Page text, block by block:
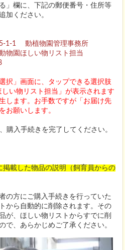
」欄に、下記の郵便番号・住所等
加ください。
1 動植物園管理事務所
園ほしい物リスト担当
択」画面に、タップできる選択肢
い物リスト担当」が表示されます
します。お手数ですが「お届け先
お願いします。
入手続きを完了してください。
掲載した物品の説明（飼育員からの
の方にご購入手続きを行っていた
から自動的に削除されます。その
が、ほしい物リストからすでに削
で、あらかじめご了承ください。